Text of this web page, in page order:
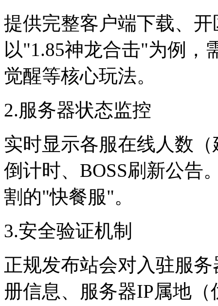
提供完整客户端下载、
以"1.85神龙合击"为例，
觉醒等核心玩法。
2.服务器状态监控
实时显示各服在线人数
倒计时、BOSS刷新公告
割的"快餐服"。
3.安全验证机制
正规发布站会对入驻服
册信息、服务器IP属地